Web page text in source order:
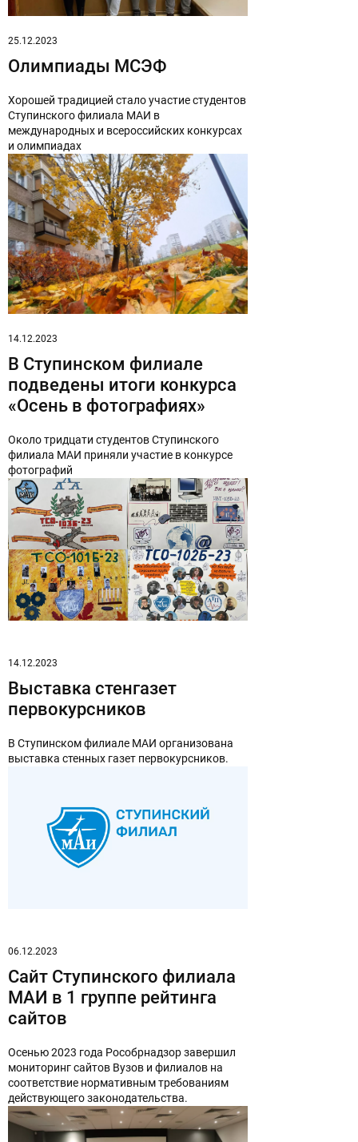
Нажимая на кнопку “Отправить сообщение”,
вы даете согласие на обработку
персональных данных в соответствии с
политикой конфиденциальности
Сброс настроек
25.12.2023
Олимпиады МСЭФ
Хорошей традицией стало участие студентов
Ступинского филиала МАИ в
международных и всероссийских конкурсах
и олимпиадах
14.12.2023
В Ступинском филиале
подведены итоги конкурса
«Осень в фотографиях»
Около тридцати студентов Ступинского
филиала МАИ приняли участие в конкурсе
фотографий
14.12.2023
Выставка стенгазет
первокурсников
В Ступинском филиале МАИ организована
выставка стенных газет первокурсников.
06.12.2023
Сайт Ступинского филиала
МАИ в 1 группе рейтинга
сайтов
Осенью 2023 года Рособрнадзор завершил
мониторинг сайтов Вузов и филиалов на
соответствие нормативным требованиям
действующего законодательства.